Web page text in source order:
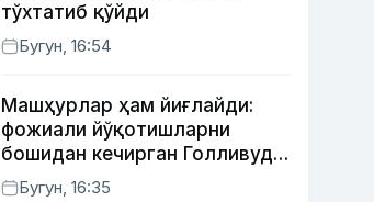
тўхтатиб қўйди
Бугун, 16:54
Машҳурлар ҳам йиғлайди:
фожиали йўқотишларни
бошидан кечирган Голливуд
юлдузлари
Бугун, 16:35